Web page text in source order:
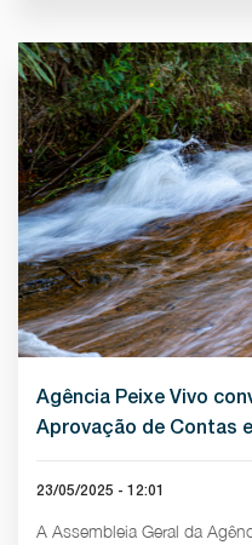
Agência Peixe Vivo
Aprovação de Contas
23/05/2025 - 12:01
A Assembleia Geral da